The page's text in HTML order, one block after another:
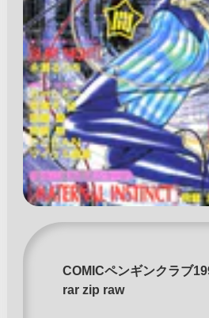
COMICペンギンクラブ
rar zip raw